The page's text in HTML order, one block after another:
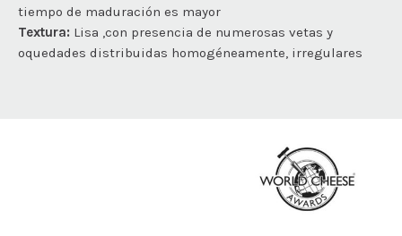
tiempo de maduración es mayor
Textura: Lisa ,con presencia de numerosas vetas y
oquedades distribuidas homogéneamente, irregulares